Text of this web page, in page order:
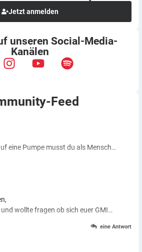
Jetzt anmelden
unseren Social-Media-
Kanälen
Feed
eine Pumpe musst du als Mensch
bleiben also. Du kannst aber die
einstellen, z.B. In den frühen
Insulin zuführen. Auch bei
kannst du die Basalrate
das morgens oder abends
ansteigendem Zuckerwert kannst
Drücken von Knöpfen o.ä. Insulin
wollte fragen ob sich euer GMI
eine Antwort